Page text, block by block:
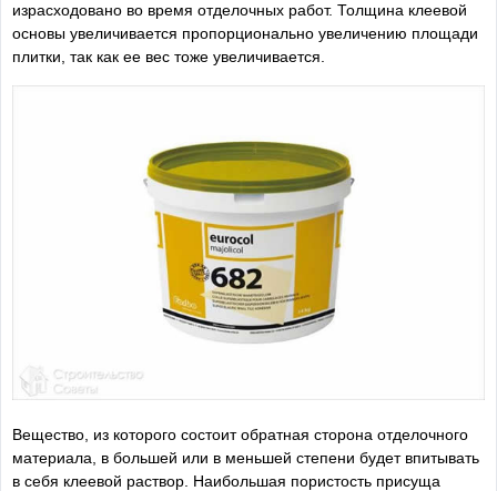
израсходовано во время отделочных работ. Толщина клеевой
основы увеличивается пропорционально увеличению площади
плитки, так как ее вес тоже увеличивается.
Вещество, из которого состоит обратная сторона отделочного
материала, в большей или в меньшей степени будет впитывать
в себя клеевой раствор. Наибольшая пористость присуща